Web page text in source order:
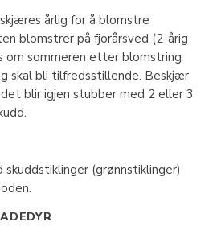
årlig for å blomstre
blomstrer på fjorårsved (2-årig
om sommeren etter blomstring
skal bli tilfredsstillende. Beskjær
blir igjen stubber med 2 eller 3
(grønnstiklinger)